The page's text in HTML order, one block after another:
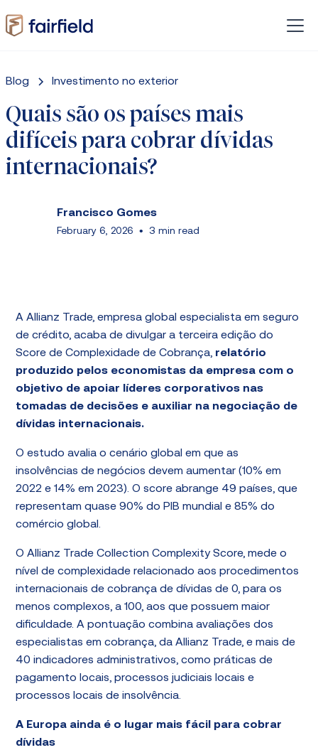
Blog Investimento no exterior
Quais são os países mais
difíceis para cobrar dívidas
internacionais?
Francisco Gomes
February 6, 2026 • 3 min read
A Allianz Trade, empresa global especialista em seguro
de crédito, acaba de divulgar a terceira edição do
Score de Complexidade de Cobrança, relatório
produzido pelos economistas da empresa com o
objetivo de apoiar líderes corporativos nas
tomadas de decisões e auxiliar na negociação de
dívidas internacionais.
O estudo avalia o cenário global em que as
insolvências de negócios devem aumentar (10% em
2022 e 14% em 2023). O score abrange 49 países, que
representam quase 90% do PIB mundial e 85% do
comércio global.
O Allianz Trade Collection Complexity Score, mede o
nível de complexidade relacionado aos procedimentos
internacionais de cobrança de dívidas de 0, para os
menos complexos, a 100, aos que possuem maior
dificuldade. A pontuação combina avaliações dos
especialistas em cobrança, da Allianz Trade, e mais de
40 indicadores administrativos, como práticas de
pagamento locais, processos judiciais locais e
processos locais de insolvência.
A Europa ainda é o lugar mais fácil para cobrar
dívidas